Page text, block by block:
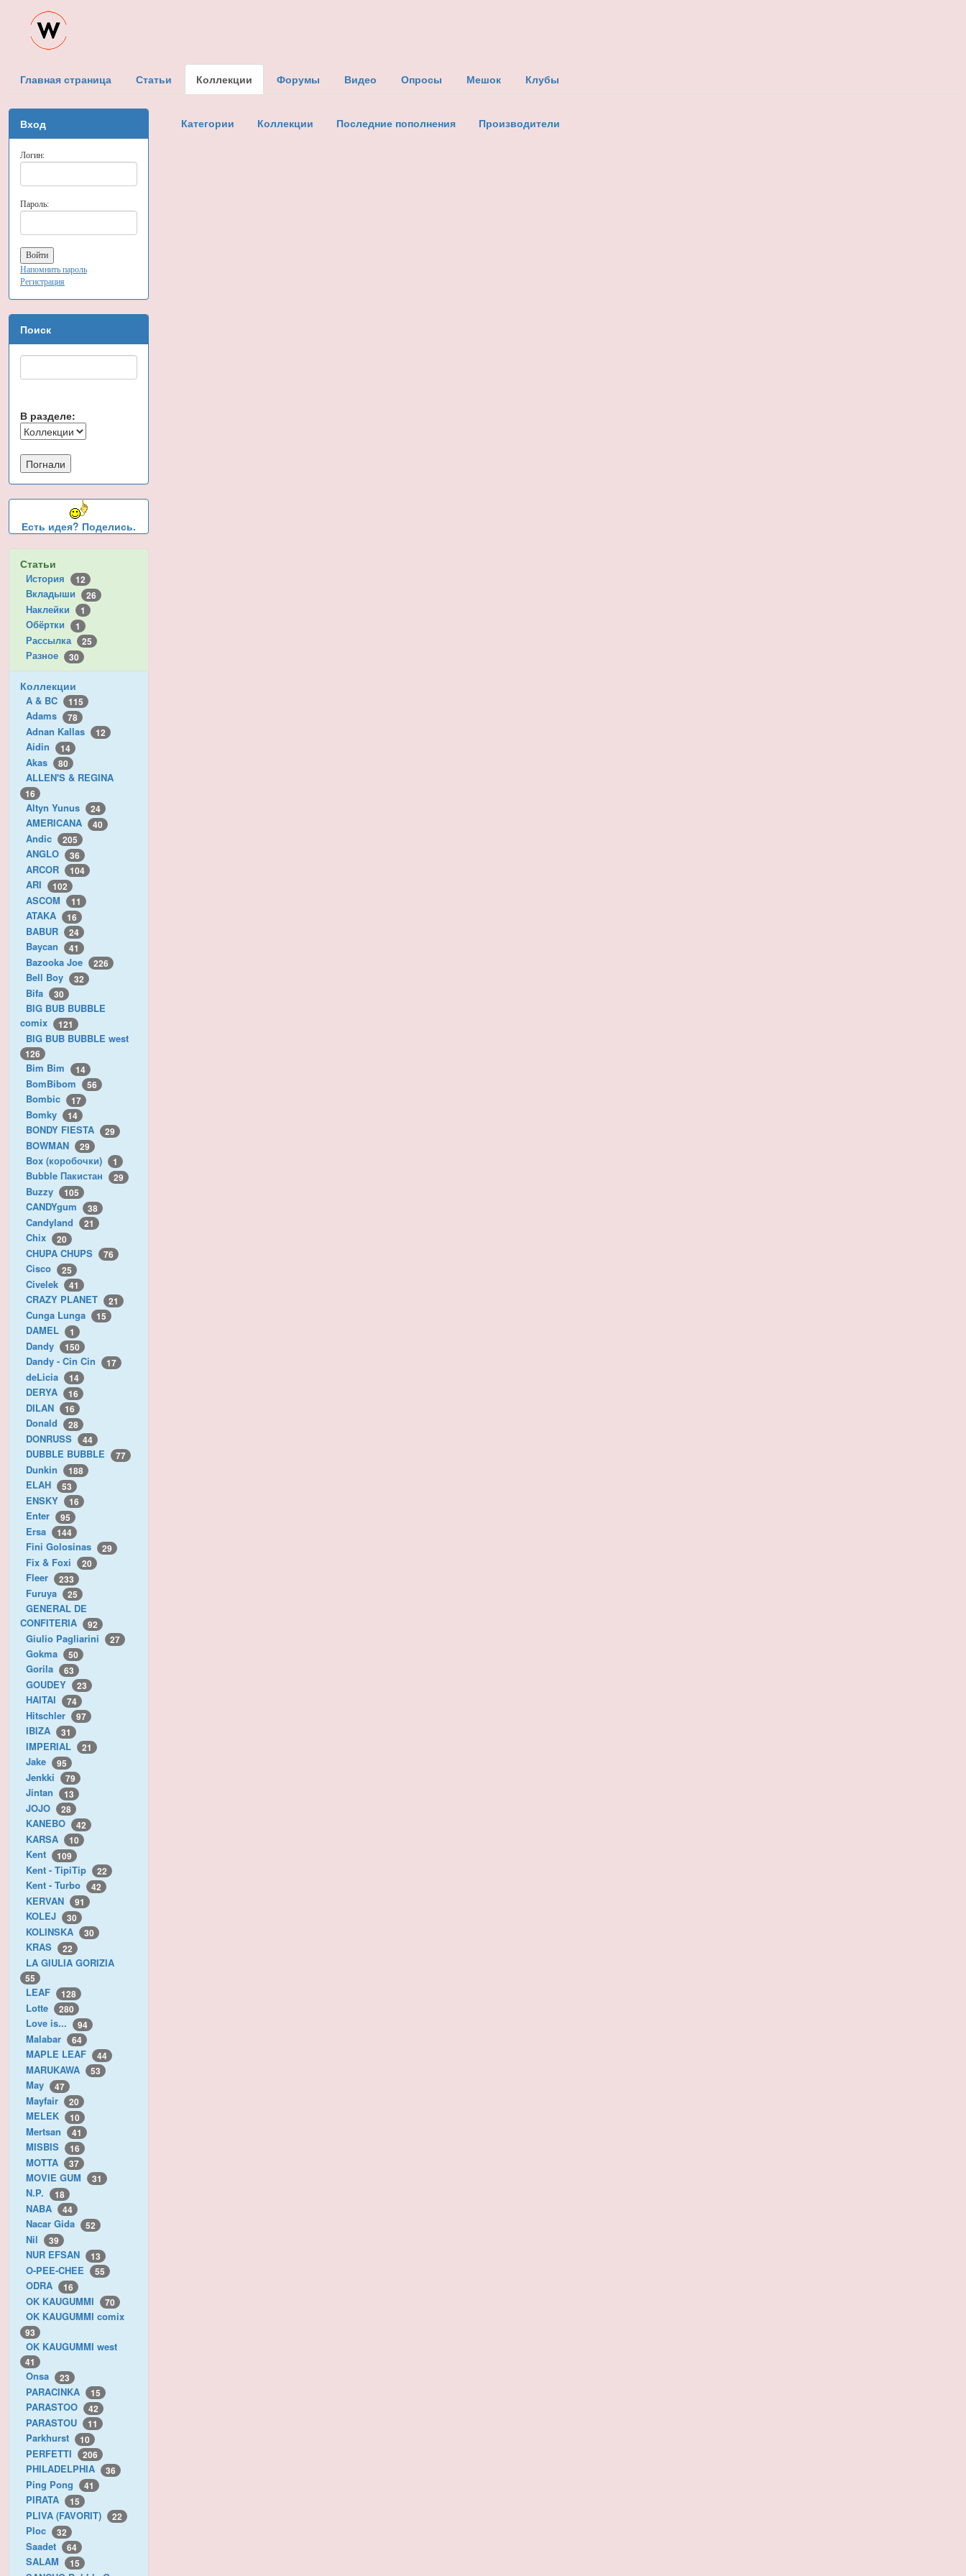
Главная страница Статьи Коллекции Форумы Видео Опросы Мешок Клубы
Вход
Логин:
Пароль:
Напомнить пароль
Регистрация
Поиск
В разделе:
Есть идея? Поделись.
Статьи
История 12
Вкладыши 26
Наклейки 1
Обёртки 1
Рассылка 25
Разное 30
Коллекции
A & BC 115
Adams 78
Adnan Kallas 12
Aidin 14
Akas 80
ALLEN'S & REGINA
16
Altyn Yunus 24
AMERICANA 40
Andic 205
ANGLO 36
ARCOR 104
ARI 102
ASCOM 11
ATAKA 16
BABUR 24
Baycan 41
Bazooka Joe 226
Bell Boy 32
Bifa 30
BIG BUB BUBBLE
comix
121
BIG BUB BUBBLE west
126
Bim Bim 14
BomBibom 56
Bombic 17
Bomky 14
BONDY FIESTA 29
BOWMAN 29
Box (коробочки) 1
Bubble Пакистан 29
Buzzy 105
CANDYgum 38
Candyland 21
Chix 20
CHUPA CHUPS 76
Cisco 25
Civelek 41
CRAZY PLANET 21
Cunga Lunga 15
DAMEL 1
Dandy 150
Dandy - Cin Cin 17
deLicia 14
DERYA 16
DILAN 16
Donald 28
DONRUSS 44
DUBBLE BUBBLE 77
Dunkin 188
ELAH 53
ENSKY 16
Enter 95
Ersa 144
Fini Golosinas 29
Fix & Foxi 20
Fleer 233
Furuya 25
GENERAL DE
CONFITERIA
92
Giulio Pagliarini 27
Gokma 50
Gorila 63
GOUDEY 23
HAITAI 74
Hitschler 97
IBIZA 31
IMPERIAL 21
Jake 95
Jenkki 79
Jintan 13
JOJO 28
KANEBO 42
KARSA 10
Kent 109
Kent - TipiTip 22
Kent - Turbo 42
KERVAN 91
KOLEJ 30
KOLINSKA 30
KRAS 22
LA GIULIA GORIZIA
55
LEAF 128
Lotte 280
Love is... 94
Malabar 64
MAPLE LEAF 44
MARUKAWA 53
May 47
Mayfair 20
MELEK 10
Mertsan 41
MISBIS 16
MOTTA 37
MOVIE GUM 31
N.P. 18
NABA 44
Nacar Gida 52
Nil 39
NUR EFSAN 13
O-PEE-CHEE 55
ODRA 16
OK KAUGUMMI 70
OK KAUGUMMI comix
93
OK KAUGUMMI west
41
Onsa 23
PARACINKA 15
PARASTOO 42
PARASTOU 11
Parkhurst 10
PERFETTI 206
PHILADELPHIA 36
Ping Pong 41
PIRATA 15
PLIVA (FAVORIT) 22
Ploc 32
Saadet 64
SALAM 15
Категории Коллекции Последние пополнения Производители